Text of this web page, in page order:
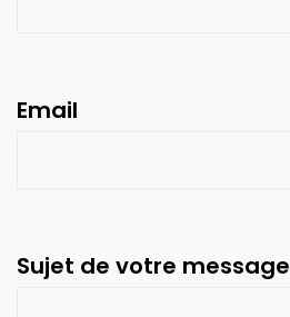
Email
Sujet de votre message